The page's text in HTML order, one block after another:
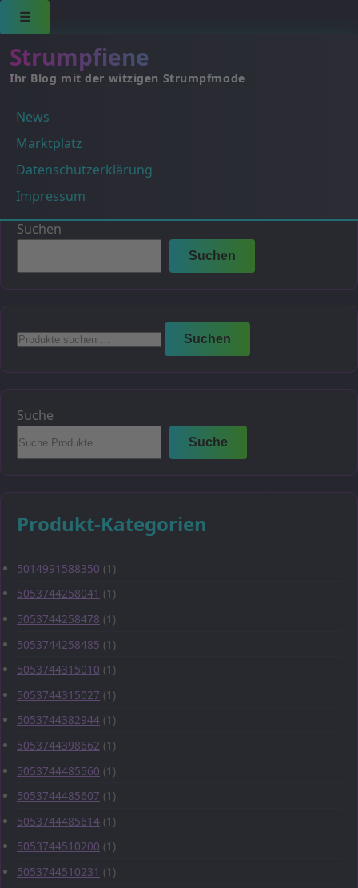
☰
Strumpfiene
Ihr Blog mit der witzigen Strumpfmode
News
Marktplatz
Datenschutzerklärung
Impressum
3 Wochen
Auswahl entsprechen.
Suchen
Suchen
Suchen
nach:
Suchen
Suche
Suche
Produkt-Kategorien
5014991588350 (1)
5053744258041 (1)
5053744258478 (1)
5053744258485 (1)
5053744315010 (1)
5053744315027 (1)
5053744382944 (1)
5053744398662 (1)
5053744485560 (1)
5053744485607 (1)
5053744485614 (1)
5053744510200 (1)
5053744510231 (1)